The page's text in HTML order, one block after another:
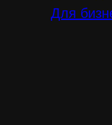
Для